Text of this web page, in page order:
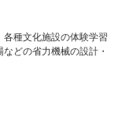
種文化施設の体験学習
どの省力機械の設計・